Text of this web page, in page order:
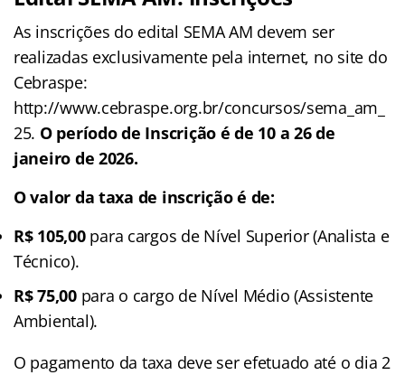
As inscrições do edital SEMA AM devem ser
realizadas exclusivamente pela internet, no site do
Cebraspe:
http://www.cebraspe.org.br/concursos/sema_am_
25. O período de Inscrição é de 10 a 26 de
janeiro de 2026.
O valor da taxa de inscrição é de:
R$ 105,00 para cargos de Nível Superior (Analista e
Técnico).
R$ 75,00para o cargo de Nível Médio (Assistente
Ambiental).
O pagamento da taxa deve ser efetuado até o dia 2